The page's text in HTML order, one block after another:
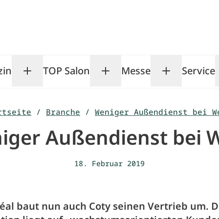
Toggle Magazin submenu
TOP Salon Toggle TOP Salon
Messe ToggleService
/ Branche / Weniger Außendienst bei
Außendienst bei
18. Februar 2019
baut nun auch Coty seinen Vertrieb um.